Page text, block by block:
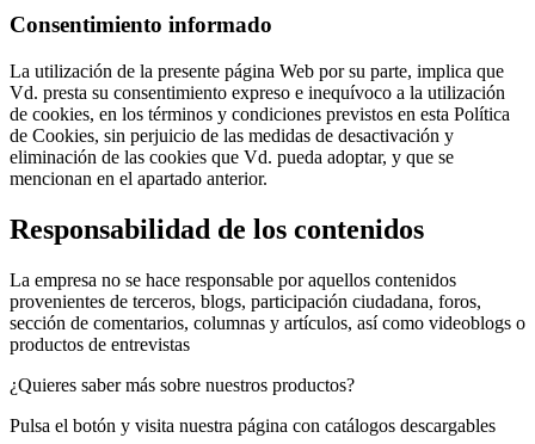
Consentimiento informado
La utilización de la presente página Web por su parte, implica que
Vd. presta su consentimiento expreso e inequívoco a la utilización
de cookies, en los términos y condiciones previstos en esta Política
de Cookies, sin perjuicio de las medidas de desactivación y
eliminación de las cookies que Vd. pueda adoptar, y que se
mencionan en el apartado anterior.
Responsabilidad de los contenidos
La empresa no se hace responsable por aquellos contenidos
provenientes de terceros, blogs, participación ciudadana, foros,
sección de comentarios, columnas y artículos, así como videoblogs o
productos de entrevistas
¿Quieres saber más sobre nuestros productos?
Pulsa el botón y visita nuestra página con catálogos descargables